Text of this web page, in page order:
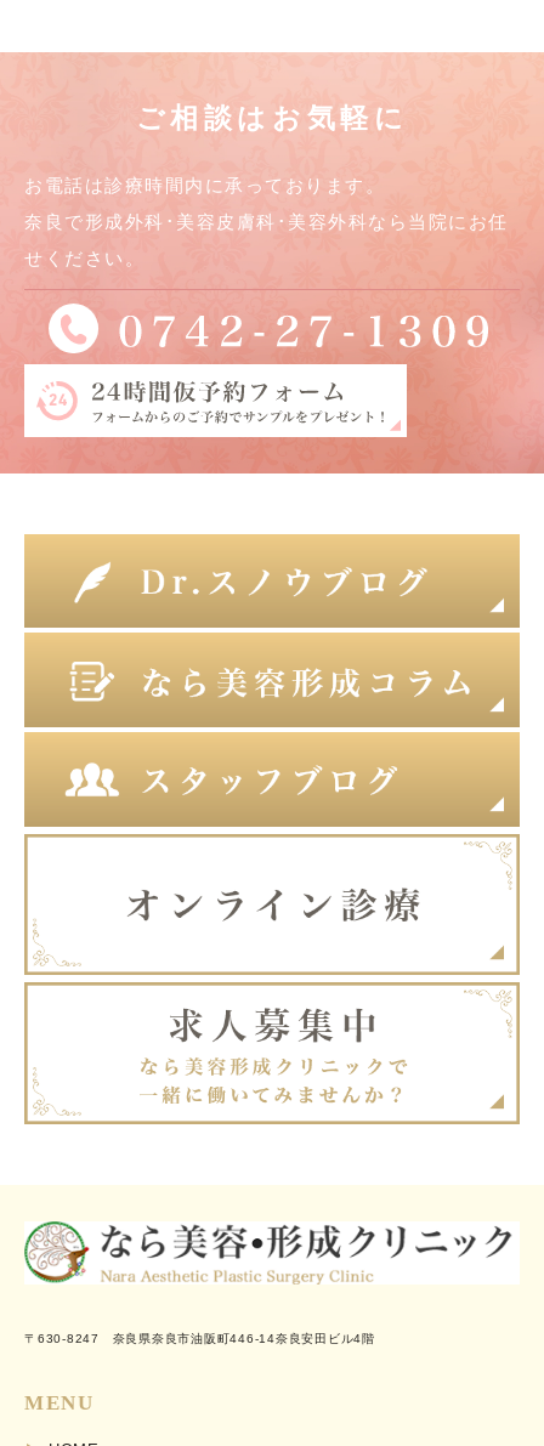
ご相談はお気軽に
お電話は診療時間内に承っております。
奈良で形成外科･美容皮膚科･美容外科なら当院にお任
せください。
〒630-8247 奈良県奈良市油阪町446-14奈良安田ビル4階
MENU